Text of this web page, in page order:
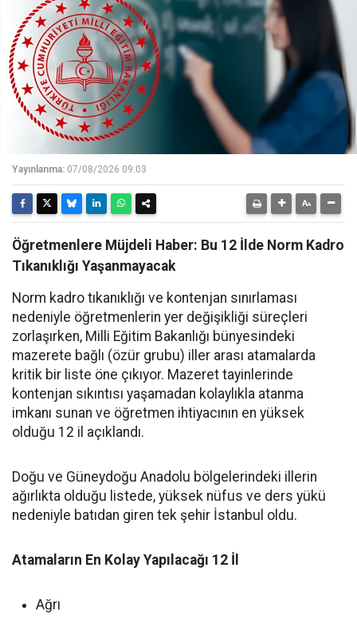
Yayınlanma: 07/08/2026 09:03
Öğretmenlere Müjdeli Haber: Bu 12 İlde Norm Kadro
Tıkanıklığı Yaşanmayacak
Norm kadro tıkanıklığı ve kontenjan sınırlaması
nedeniyle öğretmenlerin yer değişikliği süreçleri
zorlaşırken, Milli Eğitim Bakanlığı bünyesindeki
mazerete bağlı (özür grubu) iller arası atamalarda
kritik bir liste öne çıkıyor. Mazeret tayinlerinde
kontenjan sıkıntısı yaşamadan kolaylıkla atanma
imkanı sunan ve öğretmen ihtiyacının en yüksek
olduğu 12 il açıklandı.
Doğu ve Güneydoğu Anadolu bölgelerindeki illerin
ağırlıkta olduğu listede, yüksek nüfus ve ders yükü
nedeniyle batıdan giren tek şehir İstanbul oldu.
Atamaların En Kolay Yapılacağı 12 İl
Ağrı